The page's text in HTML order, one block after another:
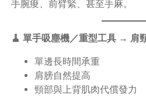
手腕痠、前臂緊、甚至手麻。
🧹 單手吸塵機／重型工具 → 肩
單邊長時間承重
肩膀自然提高
頸部與上背肌肉代償發力